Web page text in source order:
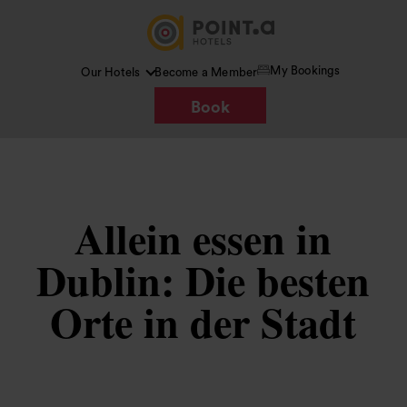
Our Hotels Become a Member My Bookings
Book
Allein essen in
Dublin: Die besten
Orte in der Stadt